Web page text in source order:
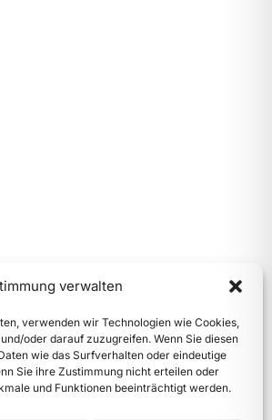
verwalten
verwenden wir Technologien wie Cookies,
oder darauf zuzugreifen. Wenn Sie diesen
wie das Surfverhalten oder eindeutige
Sie ihre Zustimmung nicht erteilen oder
und Funktionen beeinträchtigt werden.